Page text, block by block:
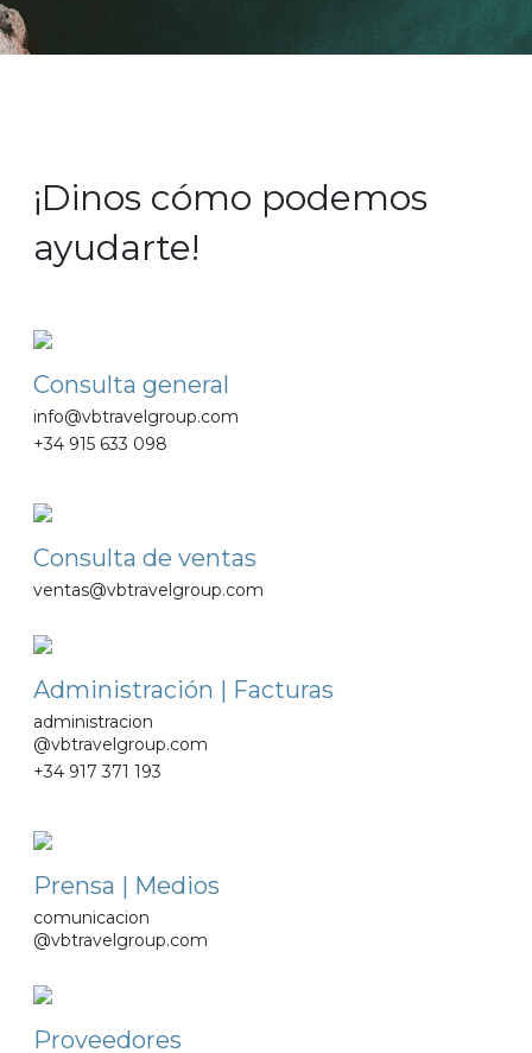
¡Dinos cómo podemos
ayudarte!
Consulta general
info@vbtravelgroup.com
+34 915 633 098
Consulta de ventas
ventas@vbtravelgroup.com
Administración | Facturas
administracion
@vbtravelgroup.com
+34 917 371 193
Prensa | Medios
comunicacion
@vbtravelgroup.com
Proveedores